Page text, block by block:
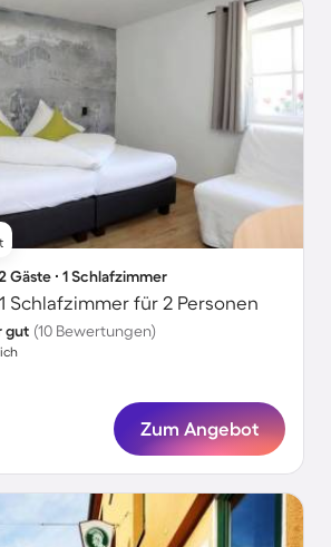
Gäste ∙ 1 Schlafzimmer
Schlafzimmer für 2 Personen
gut (10 Bewertungen)
Zum Angebot